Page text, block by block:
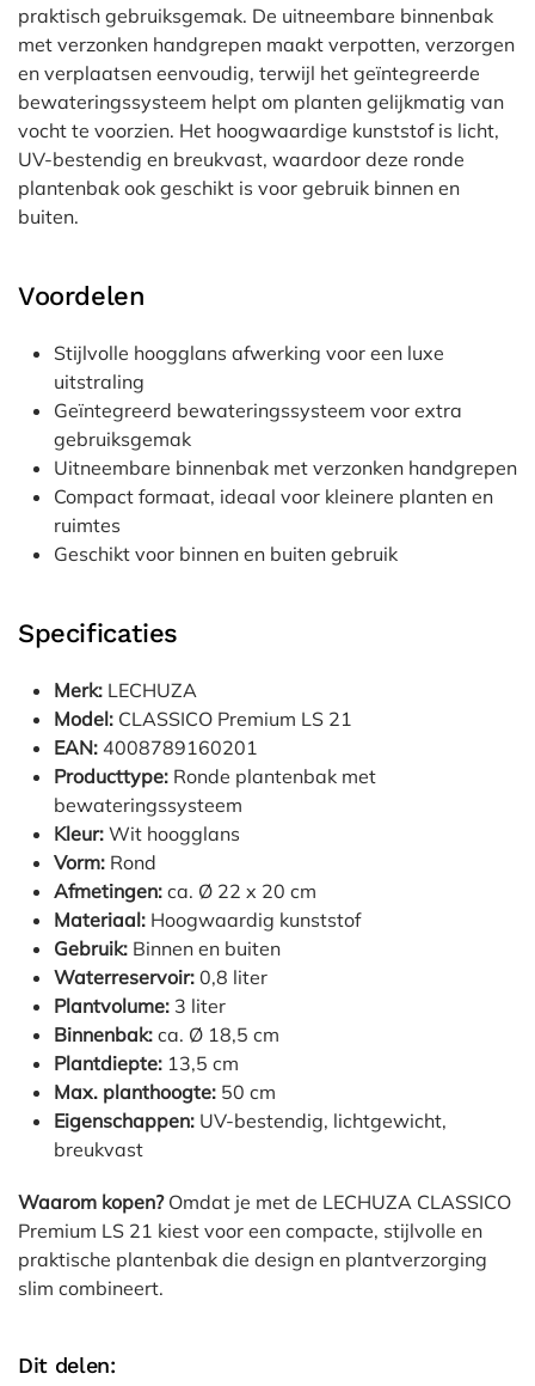
praktisch gebruiksgemak. De uitneembare binnenbak
met verzonken handgrepen maakt verpotten, verzorgen
en verplaatsen eenvoudig, terwijl het geïntegreerde
bewateringssysteem helpt om planten gelijkmatig van
vocht te voorzien. Het hoogwaardige kunststof is licht,
UV-bestendig en breukvast, waardoor deze ronde
plantenbak ook geschikt is voor gebruik binnen en
buiten.
Voordelen
Stijlvolle hoogglans afwerking voor een luxe
uitstraling
Geïntegreerd bewateringssysteem voor extra
gebruiksgemak
Uitneembare binnenbak met verzonken handgrepen
Compact formaat, ideaal voor kleinere planten en
ruimtes
Geschikt voor binnen en buiten gebruik
Specificaties
Merk: LECHUZA
Model: CLASSICO Premium LS 21
EAN: 4008789160201
Producttype: Ronde plantenbak met
bewateringssysteem
Kleur: Wit hoogglans
Vorm: Rond
Afmetingen: ca. Ø 22 x 20 cm
Materiaal: Hoogwaardig kunststof
Gebruik: Binnen en buiten
Waterreservoir: 0,8 liter
Plantvolume: 3 liter
Binnenbak: ca. Ø 18,5 cm
Plantdiepte: 13,5 cm
Max. planthoogte: 50 cm
Eigenschappen: UV-bestendig, lichtgewicht,
breukvast
Waarom kopen?Omdat je met de LECHUZA CLASSICO
Premium LS 21 kiest voor een compacte, stijlvolle en
praktische plantenbak die design en plantverzorging
slim combineert.
Dit delen: